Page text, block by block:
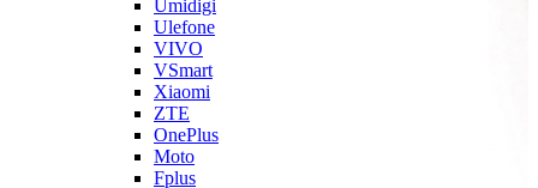
Umidigi
Ulefone
VIVO
VSmart
Xiaomi
ZTE
OnePlus
Moto
Fplus